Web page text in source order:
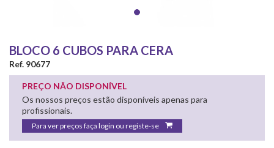
BLOCO 6 CUBOS PARA CERA
Ref. 90677
PREÇO NÃO DISPONÍVEL
Os nossos preços estão disponíveis apenas para
profissionais.
Para ver preços faça login ou registe-se